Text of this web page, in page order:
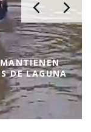
DE LAGUNA